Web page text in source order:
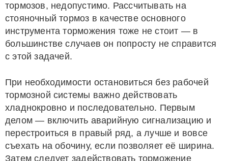
тормозов, недопустимо. Рассчитывать на
стояночный тормоз в качестве основного
инструмента торможения тоже не стоит — в
большинстве случаев он попросту не справится
с этой задачей.
При необходимости остановиться без рабочей
тормозной системы важно действовать
хладнокровно и последовательно. Первым
делом — включить аварийную сигнализацию и
перестроиться в правый ряд, а лучше и вовсе
съехать на обочину, если позволяет её ширина.
Затем следует задействовать торможение